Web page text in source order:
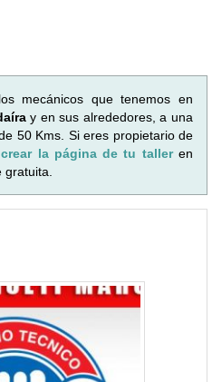
mecánicos que tenemos en
y en sus alrededores, a una
50 Kms. Si eres propietario de
crear la página de tu talleren